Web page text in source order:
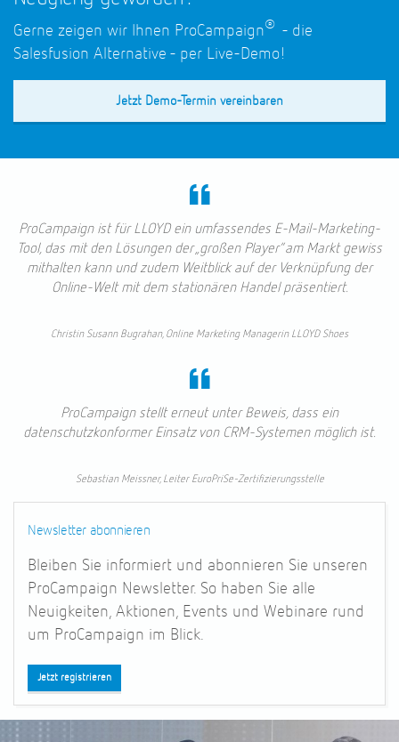
Gerne zeigen wir Ihnen ProCampaign® - die
Salesfusion Alternative - per Live-Demo!
Jetzt Demo-Termin vereinbaren
ProCampaign ist für LLOYD ein umfassendes E-Mail-Marketing-
Tool, das mit den Lösungen der „großen Player“ am Markt gewiss
mithalten kann und zudem Weitblick auf der Verknüpfung der
Online-Welt mit dem stationären Handel präsentiert.
Christin Susann Bugrahan, Online Marketing Managerin LLOYD Shoes
ProCampaign stellt erneut unter Beweis, dass ein
datenschutzkonformer Einsatz von CRM-Systemen möglich ist.
Sebastian Meissner, Leiter EuroPriSe-Zertifizierungsstelle
Newsletter abonnieren
Bleiben Sie informiert und abonnieren Sie unseren
ProCampaign Newsletter. So haben Sie alle
Neuigkeiten, Aktionen, Events und Webinare rund
um ProCampaign im Blick.
Jetzt registrieren